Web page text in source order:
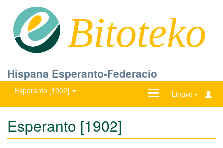
Bitoteko
Hispana Esperanto-Federacio
Esperanto [1902] Lingvo
Ŝanĝu
Esperanto [1902]